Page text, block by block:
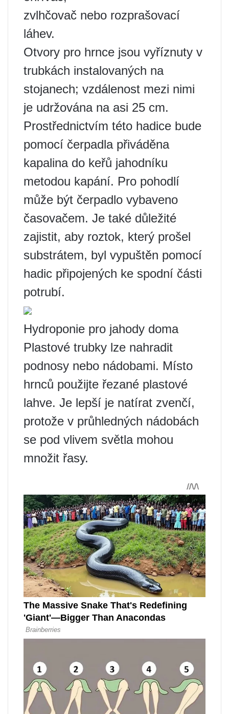
zvlhčovač nebo rozprašovací
láhev.
Otvory pro hrnce jsou vyříznuty v
trubkách instalovaných na
stojanech; vzdálenost mezi nimi
je udržována na asi 25 cm.
Prostřednictvím této hadice bude
pomocí čerpadla přiváděna
kapalina do keřů jahodníku
metodou kapání. Pro pohodlí
může být čerpadlo vybaveno
časovačem. Je také důležité
zajistit, aby roztok, který prošel
substrátem, byl vypuštěn pomocí
hadic připojených ke spodní části
potrubí.
Hydroponie pro jahody doma
Plastové trubky lze nahradit
podnosy nebo nádobami. Místo
hrnců použijte řezané plastové
lahve. Je lepší je natírat zvenčí,
protože v průhledných nádobách
se pod vlivem světla mohou
množit řasy.